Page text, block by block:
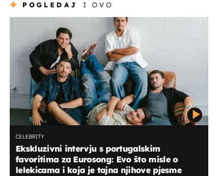
POGLEDAJ I OVO
CELEBRITY
Ekskluzivni intervju s portugalskim
favoritima za Eurosong: Evo što misle o
lelekicama i koja je tajna njihove pjesme